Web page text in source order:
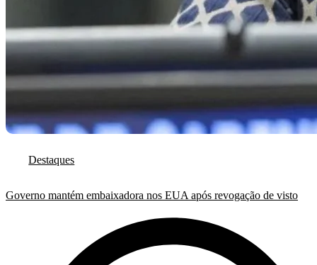
Destaques
Governo mantém embaixadora nos EUA após revogação de visto